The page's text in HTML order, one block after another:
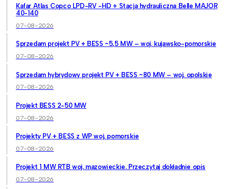
Kafar Atlas Copco LPD-RV -HD + Stacja hydrauliczna Belle MAJOR
40-140
07-08-2026
Sprzedam projekt PV + BESS ~5,5 MW – woj. kujawsko-pomorskie
07-08-2026
Sprzedam hybrydowy projekt PV + BESS ~80 MW – woj. opolskie
07-08-2026
Projekt BESS 2-50 MW
07-08-2026
Projekty PV + BESS z WP woj. pomorskie
07-08-2026
Projekt 1 MW RTB woj. mazowieckie. Przeczytaj dokładnie opis
07-08-2026